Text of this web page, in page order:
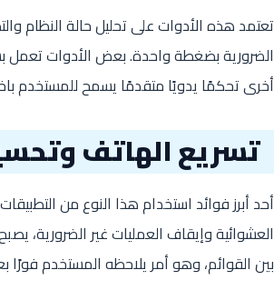
تعتمد هذه الأدوات على تحليل حالة النظام
الضرورية بضغطة واحدة. بعض الأدوات تعمل
أخرى تحكمًا يدويًا متقدمًا يسمح للمستخدم
تسريع الهاتف
أحد أبرز فوائد استخدام هذا النوع من
العشوائية وإيقاف العمليات غير الضرورية،
بين القوائم، وهو أمر يلاحظه المستخدم فورًا